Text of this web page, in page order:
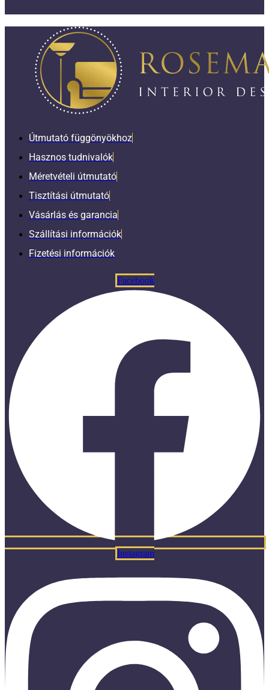
Útmutató függönyökhoz
Hasznos tudnivalók
Méretvételi útmutató
Tisztítási útmutató
Vásárlás és garancia
Szállítási információk
Fizetési információk
Facebook
Instagram